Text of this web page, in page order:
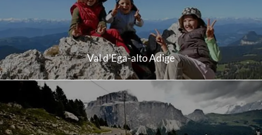
Val d'Ega-alto Adige
scopri di più